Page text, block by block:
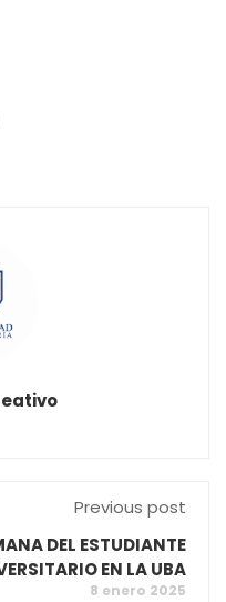
Previous post
DEL ESTUDIANTE
EN LA UBA
8 enero 2025